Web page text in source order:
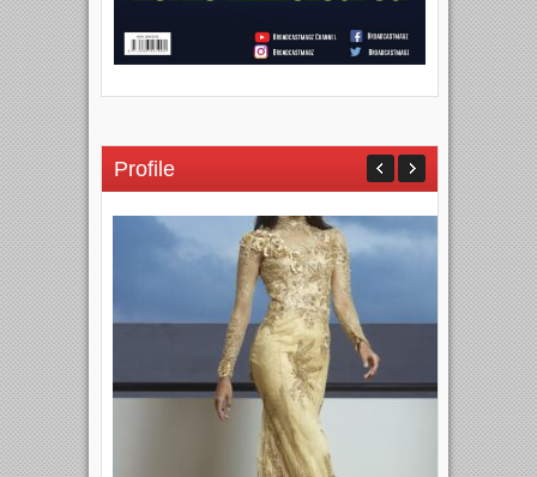
Profile